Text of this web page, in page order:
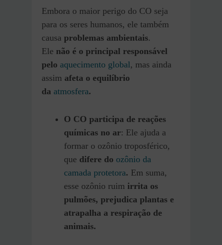
Embora o maior perigo do CO seja
para os seres humanos, ele também
causa problemas ambientais.
Ele não é o principal responsável
pelo aquecimento global, mas ainda
assim afeta o equilíbrio
da atmosfera.
O CO participa de reações
químicas no ar: Ele ajuda a
formar o ozônio troposférico,
que difere do ozônio da
camada protetora. Em suma,
esse ozônio ruim irrita os
pulmões, prejudica plantas e
atrapalha a respiração de
animais.